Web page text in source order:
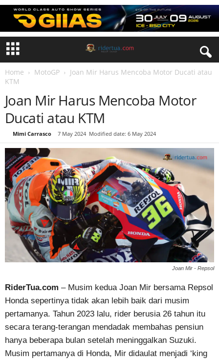
Home MotoGP
Joan Mir Harus Mencoba Motor Ducati atau
KTM
Joan Mir Harus Mencoba Motor
Ducati atau KTM
Mimi Carrasco 7 May 2024 Modified date: 6 May 2024
Joan Mir - Repsol
RiderTua.com – Musim kedua Joan Mir bersama Repsol
Honda sepertinya tidak akan lebih baik dari musim
pertamanya. Tahun 2023 lalu, rider berusia 26 tahun itu
secara terang-terangan mendadak membahas pensiun
hanya beberapa bulan setelah meninggalkan Suzuki.
Musim pertamanya di Honda, Mir didaulat menjadi ‘king